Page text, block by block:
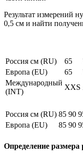
Результат измерений
0,5 см и найти
Россия см (RU)
65
Европа (EU)
65
Международный
(INT)
XXS
Россия см (RU) 85 90
Европа (EU)
85 90
Определение размера